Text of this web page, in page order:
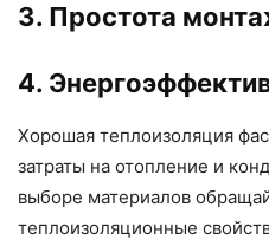
3. Простота
4.
Хорошая теплоизоляция
затраты на отопление и
выборе материалов
теплоизоляционные